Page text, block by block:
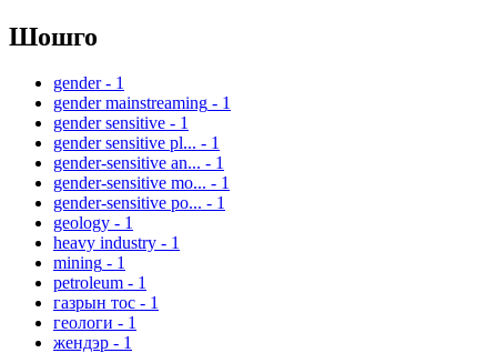
Шошго
gender - 1
gender mainstreaming - 1
gender sensitive - 1
gender sensitive pl... - 1
gender-sensitive an... - 1
gender-sensitive mo... - 1
gender-sensitive po... - 1
geology - 1
heavy industry - 1
mining - 1
petroleum - 1
газрын тос - 1
геологи - 1
жендэр - 1